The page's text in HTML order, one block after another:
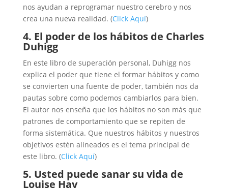
nos ayudan a reprogramar nuestro cerebro y nos
crea una nueva realidad. (Click Aquí)
4. El poder de los hábitos de Charles
Duhigg
En este libro de superación personal, Duhigg nos
explica el poder que tiene el formar hábitos y como
se convierten una fuente de poder, también nos da
pautas sobre como podemos cambiarlos para bien.
El autor nos enseña que los hábitos no son más que
patrones de comportamiento que se repiten de
forma sistemática. Que nuestros hábitos y nuestros
objetivos estén alineados es el tema principal de
este libro. (Click Aquí)
5. Usted puede sanar su vida de
Louise Hay